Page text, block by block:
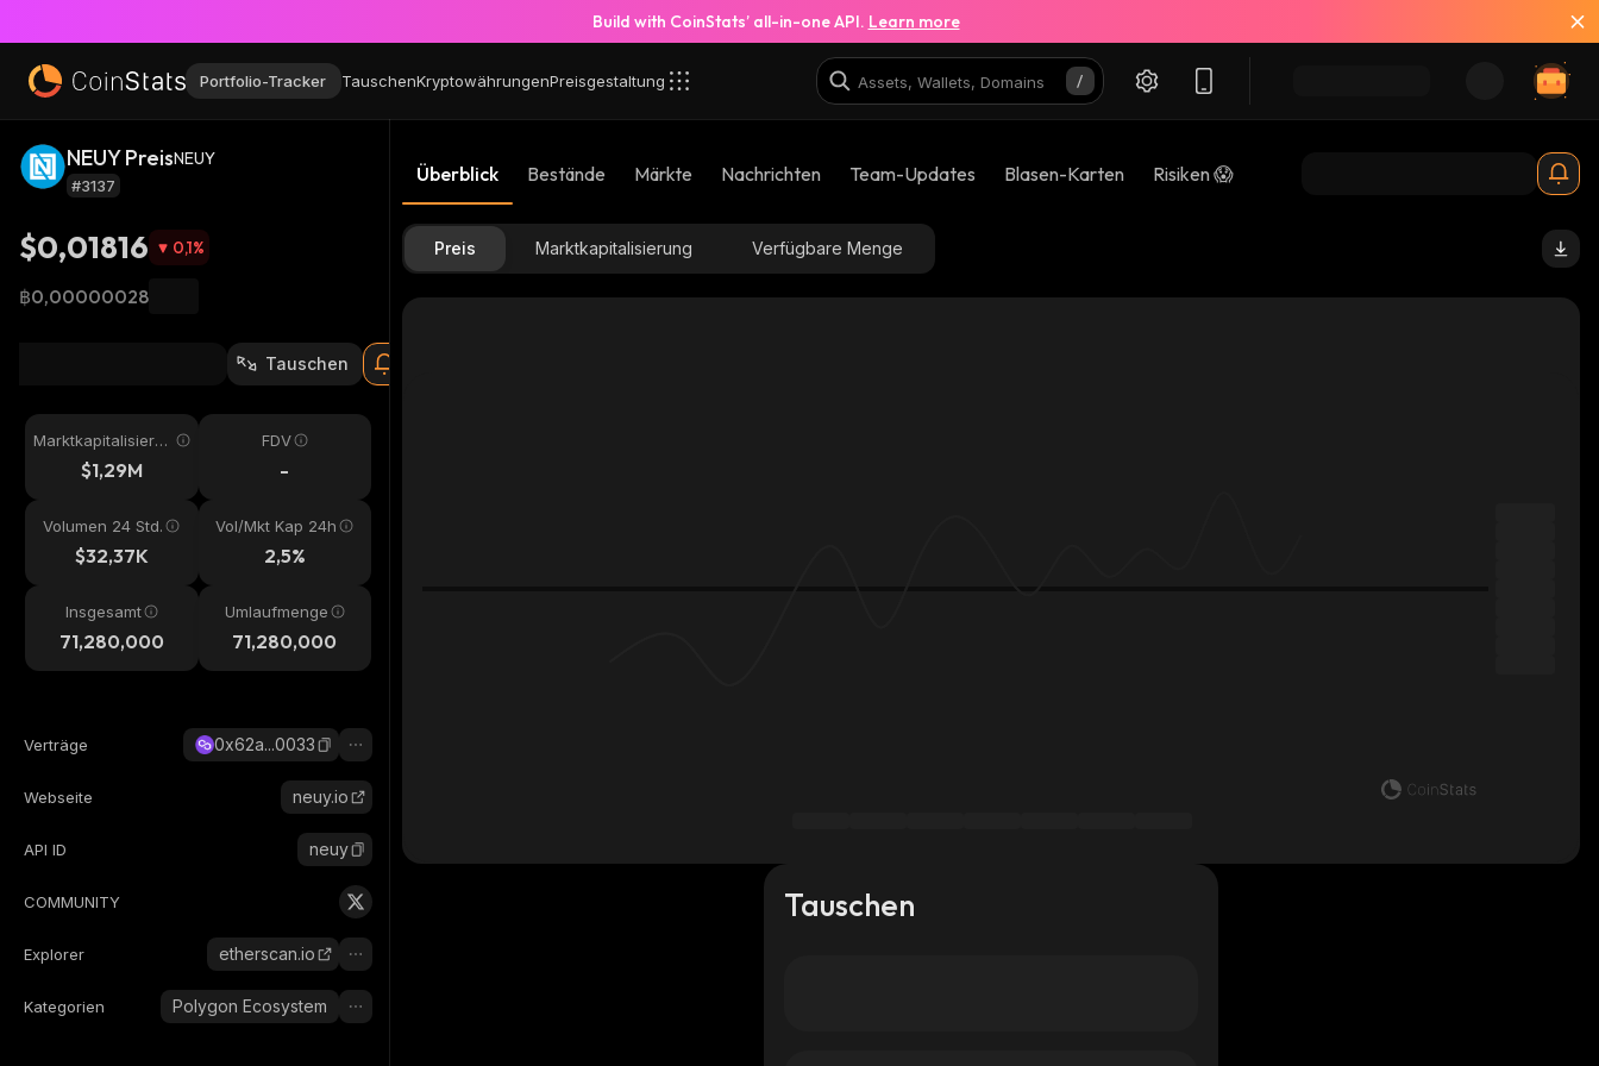
Build with CoinStats’ all-in-one API. Learn more
Portfolio-Tracker TauschenKryptowährungenPreisgestaltung
NEUY PreisNEUY
#3137
$0,01816 0,1%
฿0,00000028
Tauschen
Marktkapitalisieru
$1,29M
FDV
-
Volumen 24 Std.
$32,37K
Vol/Mkt Kap 24h
2,5%
Insgesamt
71,280,000
Umlaufmenge
71,280,000
Verträge 0x62a...0033
Webseite neuy.io
API ID neuy
COMMUNITY
Explorer etherscan.io
Kategorien Polygon Ecosystem
Überblick Bestände Märkte Nachrichten Team-Updates Blasen-Karten Risiken 😱
Preis Marktkapitalisierung Verfügbare Menge
Tauschen